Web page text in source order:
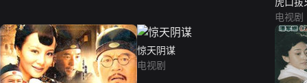
虎口拔
电视剧
惊天阴谋
电视剧